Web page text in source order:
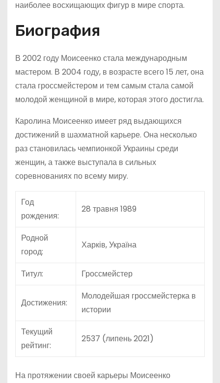
наиболее восхищающих фигур в мире спорта.
Биография
В 2002 году Моисеенко стала международным
мастером. В 2004 году, в возрасте всего 15 лет, она
стала гроссмейстером и тем самым стала самой
молодой женщиной в мире, которая этого достигла.
Каролина Моисеенко имеет ряд выдающихся
достижений в шахматной карьере. Она несколько
раз становилась чемпионкой Украины среди
женщин, а также выступала в сильных
соревнованиях по всему миру.
Год
рождения:
28 травня 1989
Родной
город:
Харків, Україна
Титул: Гроссмейстер
Достижения:
Молодейшая гроссмейстерка в
истории
Текущий
рейтинг:
2537 (липень 2021)
На протяжении своей карьеры Моисеенко